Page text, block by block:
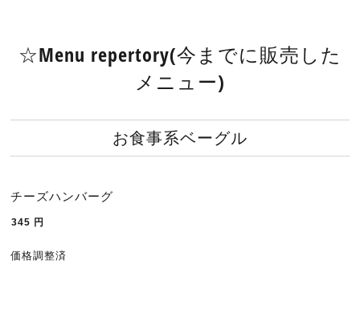
☆Menu repertory(今までに販売した
メニュー)
お食事系ベーグル
チーズハンバーグ
345 円
価格調整済